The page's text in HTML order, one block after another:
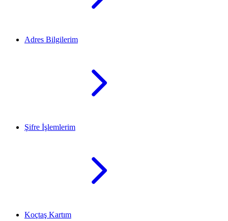
Adres Bilgilerim
Şifre İşlemlerim
Koçtaş Kartım